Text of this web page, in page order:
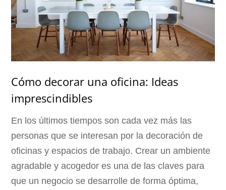
Cómo decorar una oficina: Ideas
imprescindibles
En los últimos tiempos son cada vez más las
personas que se interesan por la decoración de
oficinas y espacios de trabajo. Crear un ambiente
agradable y acogedor es una de las claves para
que un negocio se desarrolle de forma óptima,